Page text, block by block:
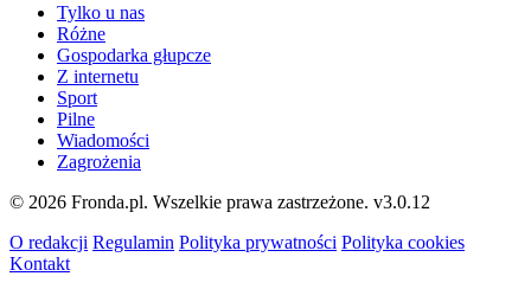
Tylko u nas
Różne
Gospodarka głupcze
Z internetu
Sport
Pilne
Wiadomości
Zagrożenia
© 2026 Fronda.pl. Wszelkie prawa zastrzeżone. v3.0.12
O redakcji Regulamin Polityka prywatności Polityka cookies
Kontakt